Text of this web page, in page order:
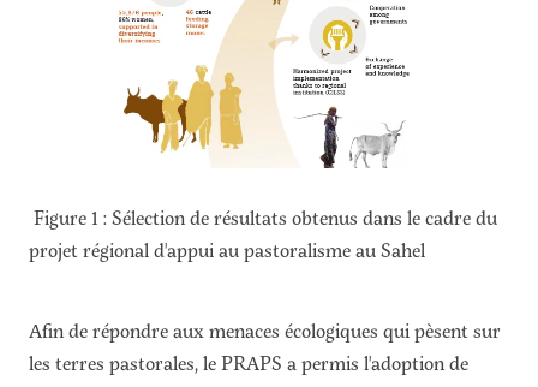
Figure 1 : Sélection de résultats obtenus dans le cadre du
projet régional d'appui au pastoralisme au Sahel
Afin de répondre aux menaces écologiques qui pèsent sur
les terres pastorales, le PRAPS a permis l'adoption de